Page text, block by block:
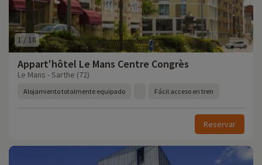
1 / 18
Appart'hôtel Le Mans Centre Congrès
Le Mans - Sarthe (72)
Alojamiento totalmente equipado Fácil acceso en tren
Reservar